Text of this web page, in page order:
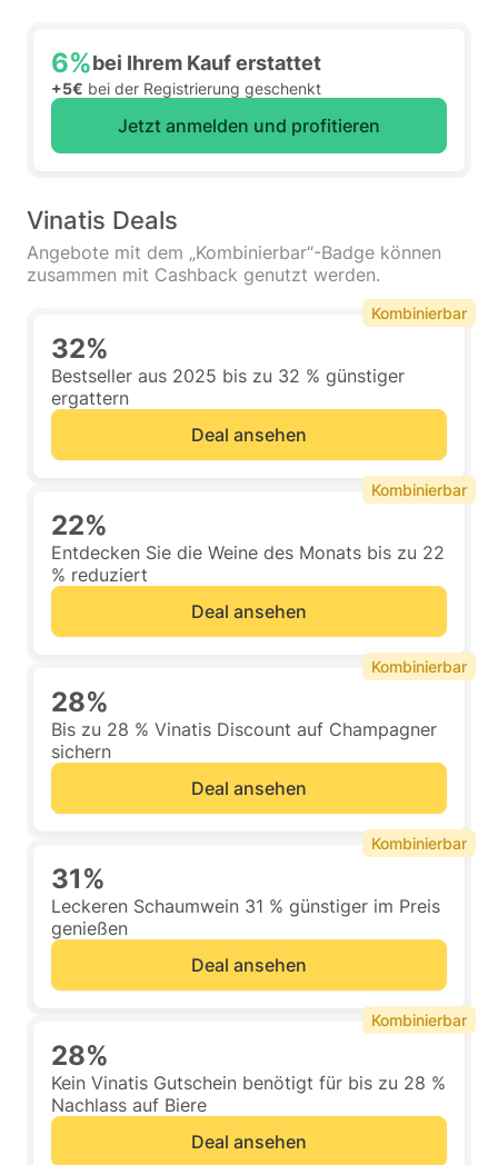
6%bei Ihrem Kauf erstattet
+5€ bei der Registrierung geschenkt
Jetzt anmelden und profitieren
Vinatis Deals
Angebote mit dem „Kombinierbar“-Badge können
zusammen mit Cashback genutzt werden.
32%
Bestseller aus 2025 bis zu 32 % günstiger
ergattern
Deal ansehen
Kombinierbar
22%
Entdecken Sie die Weine des Monats bis zu 22
% reduziert
Deal ansehen
Kombinierbar
28%
Bis zu 28 % Vinatis Discount auf Champagner
sichern
Deal ansehen
Kombinierbar
31%
Leckeren Schaumwein 31 % günstiger im Preis
genießen
Deal ansehen
Kombinierbar
28%
Kein Vinatis Gutschein benötigt für bis zu 28 %
Nachlass auf Biere
Deal ansehen
Kombinierbar